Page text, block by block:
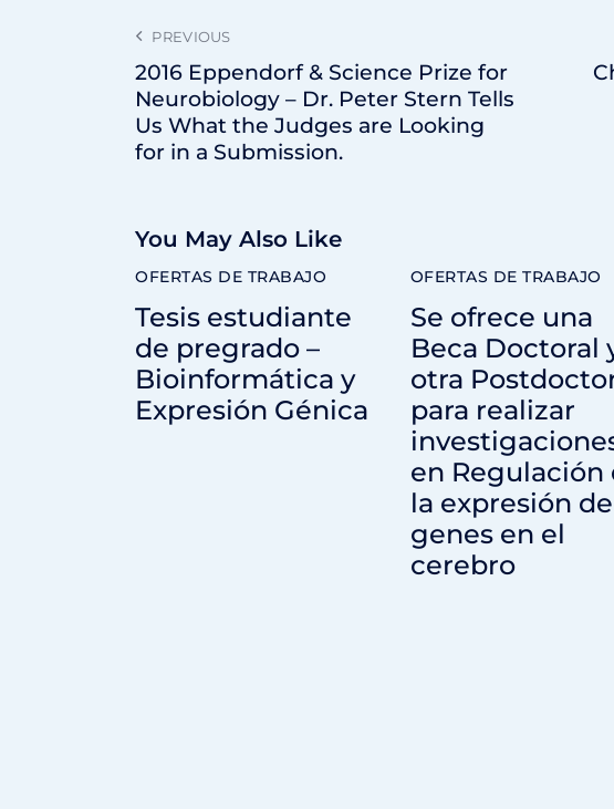
PREVIOUS
2016 Eppendorf & Science Prize for
Neurobiology – Dr. Peter Stern Tells
Us What the Judges are Looking
for in a Submission.
You May Also Like
OFERTAS DE TRABAJO
Tesis estudiante
de pregrado –
Bioinformática y
Expresión Génica
OFERTAS DE TRABAJO
Se ofrece una
Beca Doctoral
otra
para realizar
en Regulación
la expresión de
genes en el
cerebro